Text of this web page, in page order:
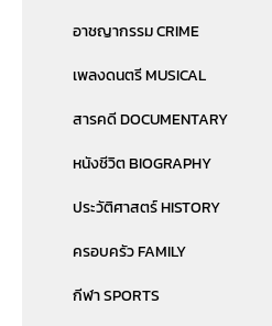
อาชญากรรม CRIME
เพลงดนตรี MUSICAL
สารคดี DOCUMENTARY
หนังชีวิต BIOGRAPHY
ประวัติศาสตร์ HISTORY
ครอบครัว FAMILY
กีฬา SPORTS